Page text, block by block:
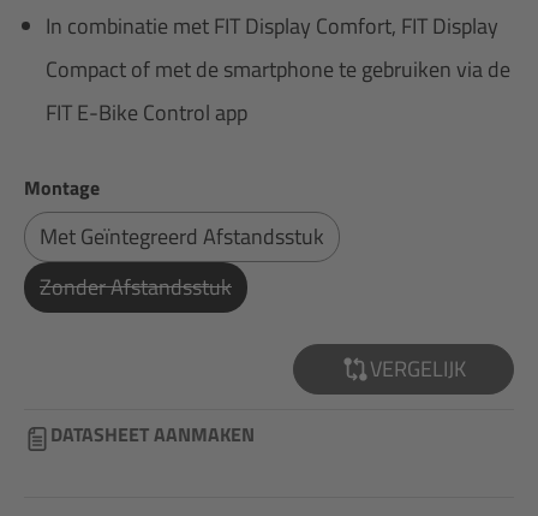
In combinatie met FIT Display Comfort, FIT Display
Compact of met de smartphone te gebruiken via de
FIT E-Bike Control app
Selecteer
Montage
Met Geïntegreerd Afstandsstuk
Zonder Afstandsstuk(Deze Optie Is Momenteel Niet Beschikbaar.)
VERGELIJK
DATASHEET AANMAKEN